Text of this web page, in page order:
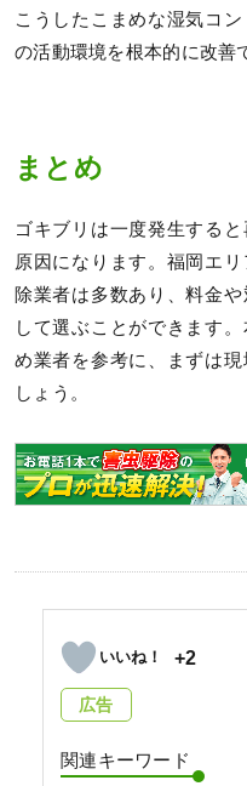
こうしたこまめな湿気コ
の活動環境を根本的に改善
まとめ
ゴキブリは一度発生する
原因になります。福岡エ
除業者は多数あり、料金
して選ぶことができます
め業者を参考に、まずは
しょう。
+2
広告
関連キーワード